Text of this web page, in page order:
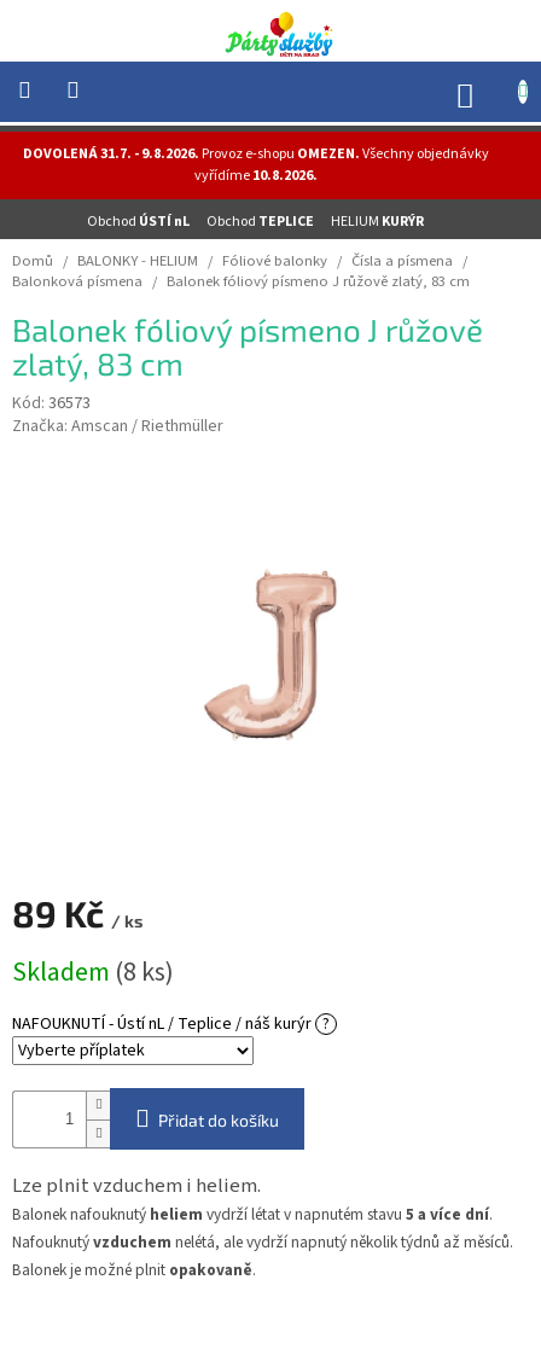
obsah
DOVOLENÁ 31.7. - 9.8.2026.Provoz e-shopu OMEZEN.Všechny objednávky
vyřídíme10.8.2026.
Obchod ÚSTÍ nL Obchod TEPLICE HELIUM KURÝR
NOVINKY
HELIUM
-
OSLAVY
MASKY
-
KOSTÝMY
Domů / BALONKY - HELIUM / Fóliové balonky / Čísla a písmena /
Balonková písmena / Balonek fóliový písmeno J růžově zlatý, 83 cm
Balonek fóliový písmeno J růžově
zlatý, 83 cm
Kód: 36573
Značka: Amscan / Riethmüller
89 Kč / ks
cena:
Skladem (8 ks)
NAFOUKNUTÍ - Ústí nL / Teplice / náš kurýr ?
Přidat do košíku
Lze plnit vzduchem i heliem.
Balonek nafouknutý heliem vydrží létat v napnutém stavu 5 a více dní.
Nafouknutývzduchem nelétá, ale vydrží napnutý několik týdnů až měsíců.
Balonek je možné plnit opakovaně.